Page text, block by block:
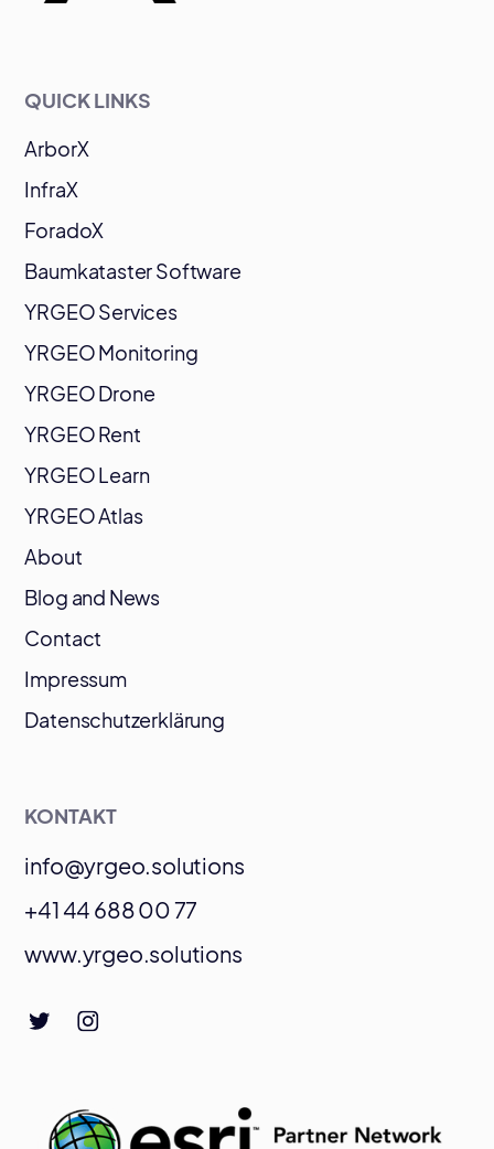
QUICK LINKS
ArborX
InfraX
ForadoX
Baumkataster Software
YRGEO Services
YRGEO Monitoring
YRGEO Drone
YRGEO Rent
YRGEO Learn
YRGEO Atlas
About
Blog and News
Contact
Impressum
Datenschutzerklärung
KONTAKT
info@yrgeo.solutions
+41 44 688 00 77
www.yrgeo.solutions